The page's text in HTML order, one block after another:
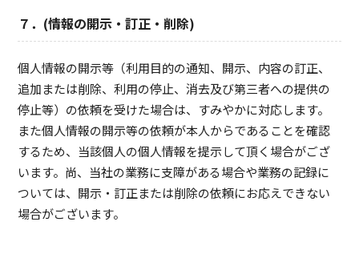
７．(情報の開示・訂正・削除)
個人情報の開示等（利用目的の通知、開示、内容の訂正、
追加または削除、利用の停止、消去及び第三者への提供の
停止等）の依頼を受けた場合は、すみやかに対応します。
また個人情報の開示等の依頼が本人からであることを確認
するため、当該個人の個人情報を提示して頂く場合がござ
います。尚、当社の業務に支障がある場合や業務の記録に
ついては、開示・訂正または削除の依頼にお応えできない
場合がございます。